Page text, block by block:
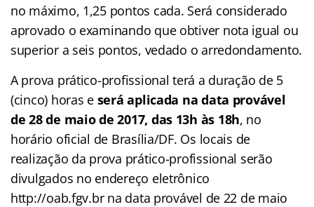
no máximo, 1,25 pontos cada. Será considerado
aprovado o examinando que obtiver nota igual ou
superior a seis pontos, vedado o arredondamento.
A prova prático-profissional terá a duração de 5
(cinco) horas e será aplicada na data provável
de 28 de maio de 2017, das 13h às 18h, no
horário oficial de Brasília/DF. Os locais de
realização da prova prático-profissional serão
divulgados no endereço eletrônico
http://oab.fgv.br na data provável de 22 de maio